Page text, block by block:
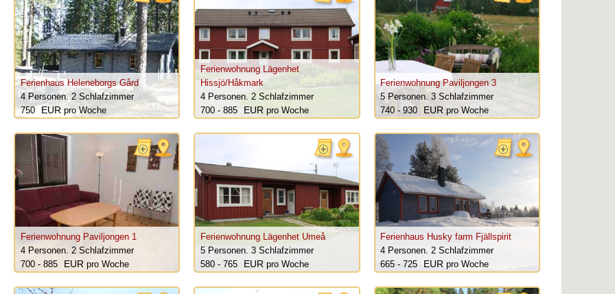
Ferienhaus Heleneborgs Gård
4 Personen.2 Schlafzimmer
750
pro Woche
Ferienwohnung Lägenhet
Hissjö/Håkmark
4 Personen. 2 Schlafzimmer
700 - 885
pro Woche
Ferienwohnung Paviljongen 3
5 Personen.3 Schlafzimmer
740 - 930
pro Woche
Ferienwohnung Paviljongen 1
4 Personen. 2 Schlafzimmer
700 - 885
pro Woche
Ferienwohnung Lägenhet Umeå
5 Personen. 3 Schlafzimmer
580 - 765
pro Woche
Ferienhaus Husky farm Fjällspirit
4 Personen. 2 Schlafzimmer
665 - 725
pro Woche